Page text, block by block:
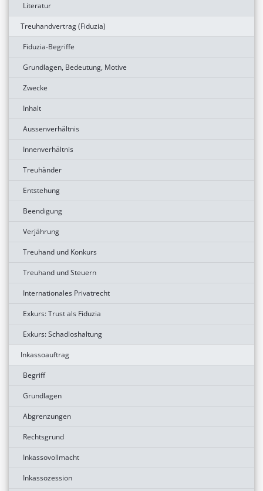
Literatur
Treuhandvertrag (Fiduzia)
Fiduzia-Begriffe
Grundlagen, Bedeutung, Motive
Zwecke
Inhalt
Aussenverhältnis
Innenverhältnis
Treuhänder
Entstehung
Beendigung
Verjährung
Treuhand und Konkurs
Treuhand und Steuern
Internationales Privatrecht
Exkurs: Trust als Fiduzia
Exkurs: Schadloshaltung
Inkassoauftrag
Begriff
Grundlagen
Abgrenzungen
Rechtsgrund
Inkassovollmacht
Inkassozession